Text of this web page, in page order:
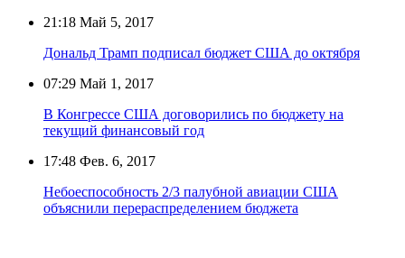
21:18 Май 5, 2017
Дональд Трамп подписал бюджет США до октября
07:29 Май 1, 2017
В Конгрессе США договорились по бюджету на
текущий финансовый год
17:48 Фев. 6, 2017
Небоеспособность 2/3 палубной авиации США
объяснили перераспределением бюджета